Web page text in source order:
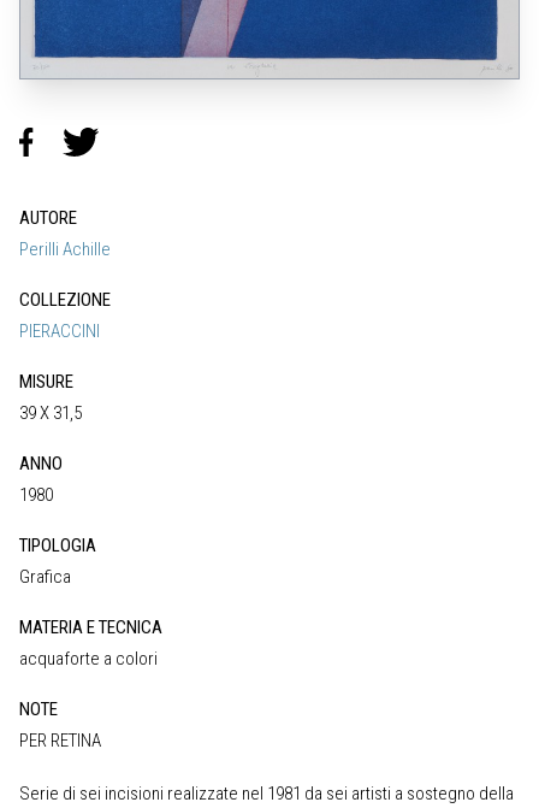
AUTORE
Perilli Achille
COLLEZIONE
PIERACCINI
MISURE
39 X 31,5
ANNO
1980
TIPOLOGIA
Grafica
MATERIA E TECNICA
acquaforte a colori
NOTE
PER RETINA
Serie di sei incisioni realizzate nel 1981 da sei artisti a sostegno della